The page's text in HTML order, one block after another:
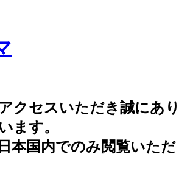
クセスいただき誠にあり
ます。
本国内でのみ閲覧いただ